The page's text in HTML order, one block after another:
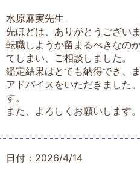
水原麻実先生
先ほどは、ありがとうございま
転職しようか留まるべきなの
てしまい、ご相談しました。
鑑定結果はとても納得でき、
アドバイスをいただきました
す。
また、よろしくお願いします。
日付：2026/4/14